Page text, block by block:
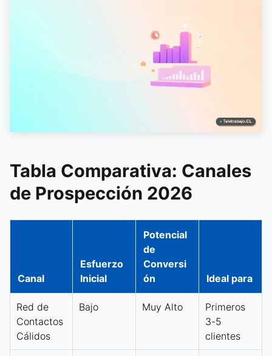
Tabla Comparativa: Canales
de Prospección 2026
Canal
Esfuerzo
Inicial
Potencial
de
Conversi
ón
Ideal para
Red de
Contactos
Cálidos
Bajo Muy Alto
Primeros
3-5
clientes